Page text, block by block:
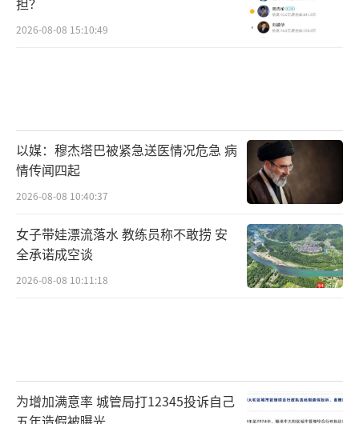
2026-08-08 15:10:49
以媒：穆杰塔巴被紧急送医情况危急 病
情传闻四起
2026-08-08 10:40:37
女子带娃漂流落水 教练员称不敢捞 安
全承诺成空谈
2026-08-08 10:11:18
为增加满意率 城管局打12345投诉自己